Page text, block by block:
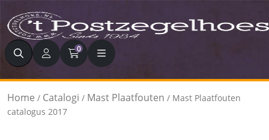
Zoeken 0
Home / Catalogi / Mast Plaatfouten / Mast Plaatfouten
catalogus 2017